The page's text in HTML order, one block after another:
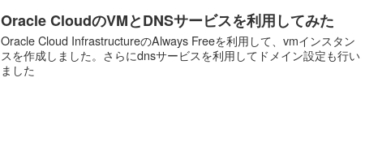
Oracle CloudのVMとDNSサービスを利用してみた
Oracle Cloud InfrastructureのAlways Freeを利用して、vmインスタン
スを作成しました。さらにdnsサービスを利用してドメイン設定も行い
ました